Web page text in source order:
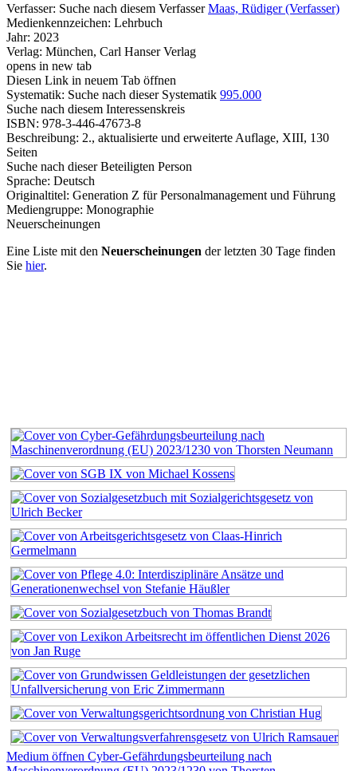
Verfasser: Suche nach diesem Verfasser Maas, Rüdiger (Verfasser)
Medienkennzeichen: Lehrbuch
Jahr: 2023
Verlag: München, Carl Hanser Verlag
opens in new tab
Diesen Link in neuem Tab öffnen
Systematik: Suche nach dieser Systematik 995.000
Suche nach diesem Interessenskreis
ISBN: 978-3-446-47673-8
Beschreibung: 2., aktualisierte und erweiterte Auflage, XIII, 130
Seiten
Suche nach dieser Beteiligten Person
Sprache: Deutsch
Originaltitel: Generation Z für Personalmanagement und Führung
Mediengruppe: Monographie
Neuerscheinungen
Eine Liste mit den Neuerscheinungen der letzten 30 Tage finden
Sie hier.
Medium öffnen Cyber-Gefährdungsbeurteilung nach